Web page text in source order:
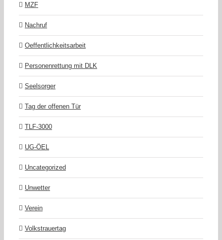
MZF
Nachruf
Oeffentlichkeitsarbeit
Personenrettung mit DLK
Seelsorger
Tag der offenen Tür
TLF-3000
UG-ÖEL
Uncategorized
Unwetter
Verein
Volkstrauertag